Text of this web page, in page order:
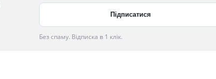
Без спаму. Відписка в 1 клік.